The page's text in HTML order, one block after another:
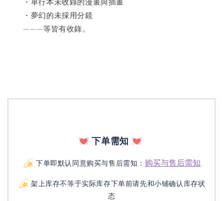
・夢幻的未採用分鏡
———等皆有收錄。
下单需知
下单即默认同意购买与售后需知： 购买与售后需知
架上库存不等于实际库存下单前请先和小铺确认库存状
态